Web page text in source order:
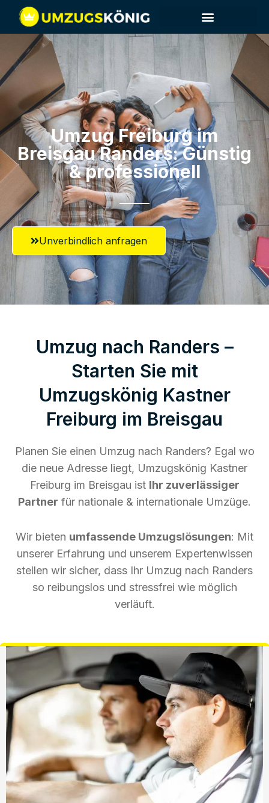
Umzug Freiburg im
Breisgau​ Randers: Günstig
& professionell​
Unverbindlich anfragen
Umzug nach Randers –
Starten Sie mit
Umzugskönig Kastner
Freiburg im Breisgau
Planen Sie einen Umzug nach Randers? Egal wo
die neue Adresse liegt, Umzugskönig Kastner
Freiburg im Breisgau ist Ihr zuverlässiger
Partner für nationale & internationale Umzüge.
Wir bieten umfassende Umzugslösungen: Mit
unserer Erfahrung und unserem Expertenwissen
stellen wir sicher, dass Ihr Umzug nach Randers
so reibungslos und stressfrei wie möglich
verläuft.